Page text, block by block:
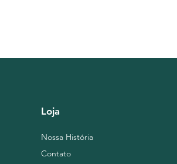
Loja
Nossa História
Contato